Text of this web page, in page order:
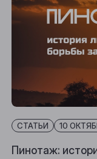
СТАТЬИ 10
Пинотаж: